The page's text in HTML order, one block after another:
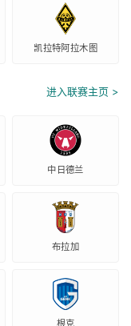
凯拉特阿拉木图
进入联赛主页 >
中日德兰
布拉加
根克